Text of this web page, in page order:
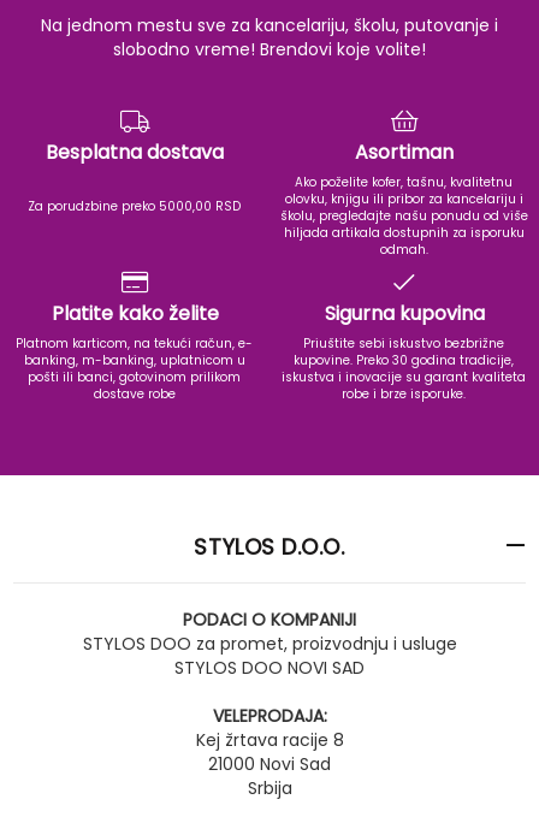
Na jednom mestu sve za kancelariju, školu, putovanje i
slobodno vreme! Brendovi koje volite!
Besplatna dostava
Za porudzbine preko 5000,00 RSD
Asortiman
Ako poželite kofer, tašnu, kvalitetnu
olovku, knjigu ili pribor za kancelariju i
školu, pregledajte našu ponudu od više
hiljada artikala dostupnih za isporuku
odmah.
Platite kako želite
Platnom karticom, na tekući račun, e-
banking, m-banking, uplatnicom u
pošti ili banci, gotovinom prilikom
dostave robe
Sigurna kupovina
Priuštite sebi iskustvo bezbrižne
kupovine. Preko 30 godina tradicije,
iskustva i inovacije su garant kvaliteta
robe i brze isporuke.
STYLOS D.O.O.
PODACI O KOMPANIJI
STYLOS DOO za promet, proizvodnju i usluge
STYLOS DOO NOVI SAD
VELEPRODAJA:
Kej žrtava racije 8
21000 Novi Sad
Srbija